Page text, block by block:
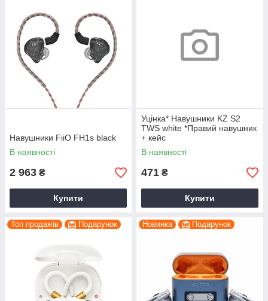
Навушники FiiO FH1s black
В наявності
2 963 ₴
Купити
Уцінка* Навушники KZ S2
TWS white *Правий навушник
+ кейс
В наявності
471 ₴
Купити
Топ продажів Подарунок Новинка Подарунок